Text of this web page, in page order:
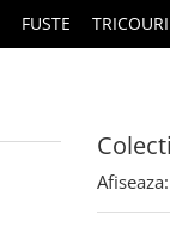
FUSTE
Afiseaza: